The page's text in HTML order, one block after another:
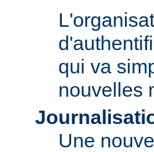
qui va
nouvelles
Une